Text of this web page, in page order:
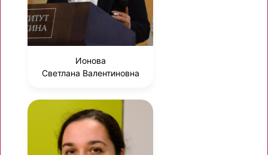
Ионова
Светлана Валентиновна